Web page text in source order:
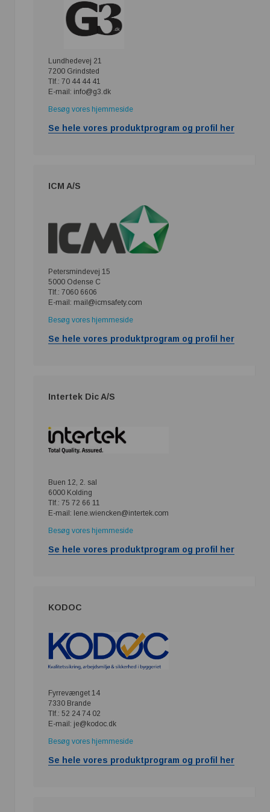
Lundhedevej 21
7200 Grindsted
Tlf.: 70 44 44 41
E-mail: info@g3.dk
Besøg vores hjemmeside
Se hele vores produktprogram og profil her
ICM A/S
Petersmindevej 15
5000 Odense C
Tlf.: 7060 6606
E-mail: mail@icmsafety.com
Besøg vores hjemmeside
Se hele vores produktprogram og profil her
Intertek Dic A/S
Buen 12, 2. sal
6000 Kolding
Tlf.: 75 72 66 11
E-mail: lene.wiencken@intertek.com
Besøg vores hjemmeside
Se hele vores produktprogram og profil her
KODOC
Fyrrevænget 14
7330 Brande
Tlf.: 52 24 74 02
E-mail: je@kodoc.dk
Besøg vores hjemmeside
Se hele vores produktprogram og profil her